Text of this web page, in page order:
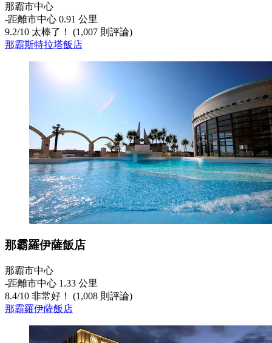
那霸市中心
‐距離市中心 0.91 公里
9.2/10 太棒了！ (1,007 則評論)
那霸斯特拉塔飯店
那霸羅伊薩飯店
那霸市中心
‐距離市中心 1.33 公里
8.4/10 非常好！ (1,008 則評論)
那霸羅伊薩飯店